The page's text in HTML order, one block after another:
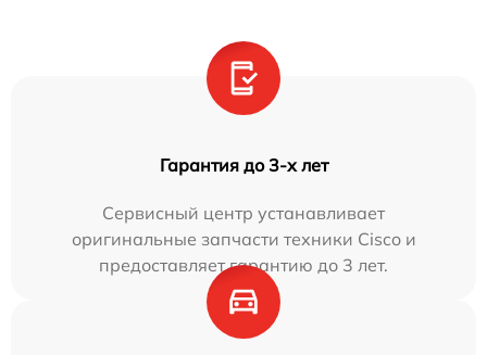
Гарантия до 3-х лет
Сервисный центр устанавливает
оригинальные запчасти техники Cisco и
предоставляет гарантию до 3 лет.